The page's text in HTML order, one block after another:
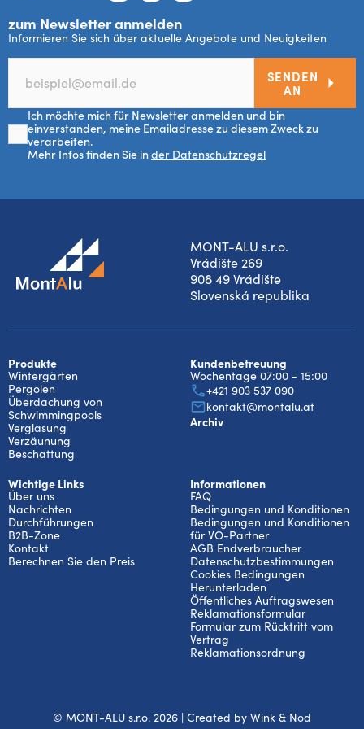
zum Newsletter anmelden
Informieren Sie sich über aktuelle Angebote und Neuigkeiten
SENDEN
AN
Ich möchte mich für Newsletter anmelden und bin
einverstanden, meine Emailadresse zu diesem Zweck zu
verarbeiten.
Mehr Infos finden Sie inder Datenschutzregel
MONT-ALU s.r.o.
Vrádište 269
908 49 Vrádište
Slovenská republika
Produkte
Wintergärten
Pergolen
Überdachung von
Schwimmingpools
Verglasung
Verzäunung
Beschattung
Informationen
FAQ
Bedingungen und Konditionen
Bedingungen und Konditionen
für VO-Partner
AGB Endverbraucher
Datenschutzbestimmungen
Cookies Bedingungen
Herunterladen
Öffentliches Auftragswesen
Reklamationsformular
Formular zum Rücktritt vom
Vertrag
Reklamationsordnung
Wichtige Links
Über uns
Nachrichten
Durchführungen
B2B-Zone
Kontakt
Berechnen Sie den Preis
Kundenbetreuung
Wochentage 07:00 - 15:00
+421 903 537 090
kontakt@montalu.at
Archiv
© MONT-ALU s.r.o. 2026 | Created by Wink & Nod